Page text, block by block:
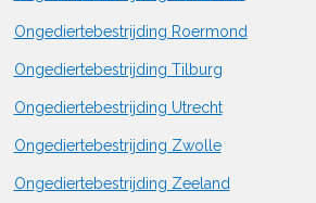
Ongediertebestrijding Roermond
Ongediertebestrijding Tilburg
Ongediertebestrijding Utrecht
Ongediertebestrijding Zwolle
Ongediertebestrijding Zeeland